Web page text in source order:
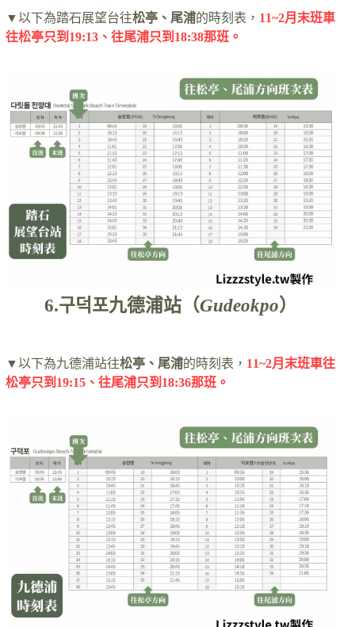
▼以下為踏石展望台往松亭、尾浦的時刻表， 11~2月末班車
往松亭只到19:13、往尾浦只到18:38那班。
6.구덕포九德浦站（Gudeokpo）
▼以下為九德浦站往松亭、尾浦的時刻表， 11~2月末班車往
松亭只到19:15、往尾浦只到18:36那班。